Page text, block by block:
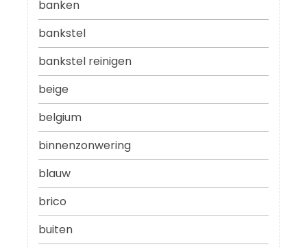
banken
bankstel
bankstel reinigen
beige
belgium
binnenzonwering
blauw
brico
buiten